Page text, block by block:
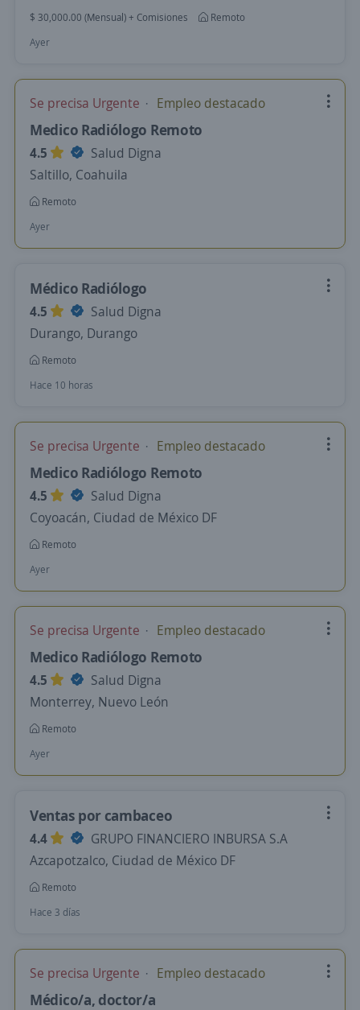
$ 30,000.00 (Mensual) + Comisiones
Remoto
Ayer
Se precisa Urgente Empleo destacado
Medico Radiólogo Remoto
4.5
Salud Digna
Saltillo, Coahuila
Remoto
Ayer
Médico Radiólogo
4.5
Salud Digna
Durango, Durango
Remoto
Hace 10 horas
Se precisa Urgente Empleo destacado
Medico Radiólogo Remoto
4.5
Salud Digna
Coyoacán, Ciudad de México DF
Remoto
Ayer
Se precisa Urgente Empleo destacado
Medico Radiólogo Remoto
4.5
Salud Digna
Monterrey, Nuevo León
Remoto
Ayer
Ventas por cambaceo
4.4
GRUPO FINANCIERO INBURSA S.A
Azcapotzalco, Ciudad de México DF
Remoto
Hace 3 días
Se precisa Urgente Empleo destacado
Médico/a, doctor/a